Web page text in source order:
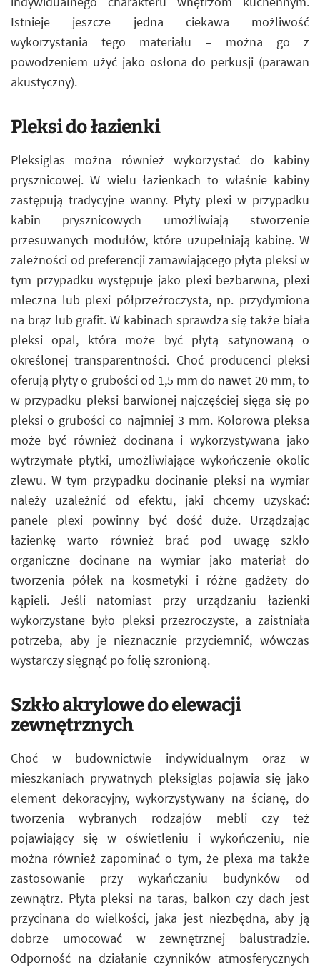
Istnieje jeszcze jedna ciekawa możliwość
wykorzystania tego materiału – można go z
powodzeniem użyć jako osłona do perkusji (parawan
akustyczny).
Pleksi do łazienki
Pleksiglas można również wykorzystać do kabiny
prysznicowej. W wielu łazienkach to właśnie kabiny
zastępują tradycyjne wanny. Płyty plexi w przypadku
kabin prysznicowych umożliwiają stworzenie
przesuwanych modułów, które uzupełniają kabinę. W
zależności od preferencji zamawiającego płyta pleksi w
tym przypadku występuje jako plexi bezbarwna, plexi
mleczna lub plexi półprzeźroczysta, np. przydymiona
na brąz lub grafit. W kabinach sprawdza się także biała
pleksi opal, która może być płytą satynowaną o
określonej transparentności. Choć producenci pleksi
oferują płyty o grubości od 1,5 mm do nawet 20 mm, to
w przypadku pleksi barwionej najczęściej sięga się po
pleksi o grubości co najmniej 3 mm. Kolorowa pleksa
może być również docinana i wykorzystywana jako
wytrzymałe płytki, umożliwiające wykończenie okolic
zlewu. W tym przypadku docinanie pleksi na wymiar
należy uzależnić od efektu, jaki chcemy uzyskać:
panele plexi powinny być dość duże. Urządzając
łazienkę warto również brać pod uwagę szkło
organiczne docinane na wymiar jako materiał do
tworzenia półek na kosmetyki i różne gadżety do
kąpieli. Jeśli natomiast przy urządzaniu łazienki
wykorzystane było pleksi przezroczyste, a zaistniała
potrzeba, aby je nieznacznie przyciemnić, wówczas
wystarczy sięgnąć po folię szronioną.
Szkło akrylowe do elewacji
zewnętrznych
Choć w budownictwie indywidualnym oraz w
mieszkaniach prywatnych pleksiglas pojawia się jako
element dekoracyjny, wykorzystywany na ścianę, do
tworzenia wybranych rodzajów mebli czy też
pojawiający się w oświetleniu i wykończeniu, nie
można również zapominać o tym, że plexa ma także
zastosowanie przy wykańczaniu budynków od
zewnątrz. Płyta pleksi na taras, balkon czy dach jest
przycinana do wielkości, jaka jest niezbędna, aby ją
dobrze umocować w zewnętrznej balustradzie.
Odporność na działanie czynników atmosferycznych